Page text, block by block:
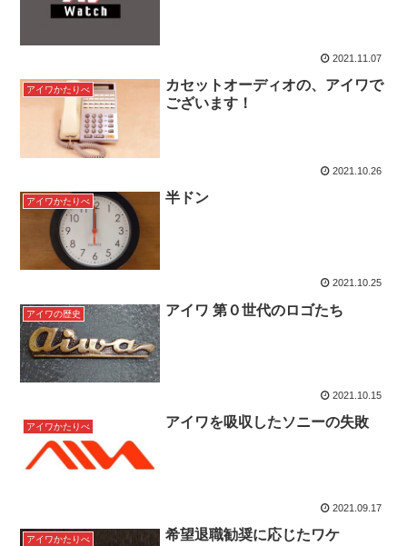
2021.11.07
アイワかたりべ
カセットオーディオの、アイワで
ございます！
2021.10.26
アイワかたりべ 半ドン
2021.10.25
アイワの歴史 アイワ 第０世代のロゴたち
2021.10.15
アイワかたりべ アイワを吸収したソニーの失敗
2021.09.17
アイワかたりべ 希望退職勧奨に応じたワケ